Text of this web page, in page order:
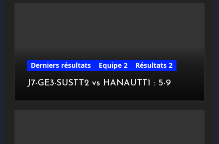
Derniers résultats Equipe 2
Résultats 2
J7-GE3-SUSTT2 vs HANAUTT1 : 5-9